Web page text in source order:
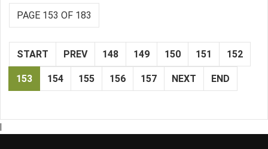
PAGE 153 OF 183
START PREV 148 149 150 151 152
153 154 155 156 157 NEXT END